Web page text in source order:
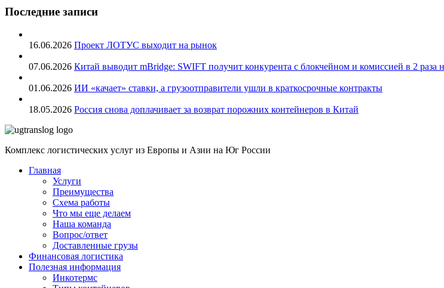
Последние записи
16.06.2026 Проект ЛОТУС выходит на рынок
07.06.2026 Китай выводит mBridge: SWIFT получит конкурента с блокчейном и комиссией в 2 раза
01.06.2026 ИИ «качает» ставки, а грузоотправители ушли в краткосрочные контракты
18.05.2026 Россия снова доплачивает за возврат порожних контейнеров в Китай
Комплекс логистических услуг из Европы и Азии на Юг России
Главная
Услуги
Преимущества
Схема работы
Что мы еще делаем
Наша команда
Вопрос/ответ
Доставленные грузы
Финансовая логистика
Полезная информация
Инкотермс